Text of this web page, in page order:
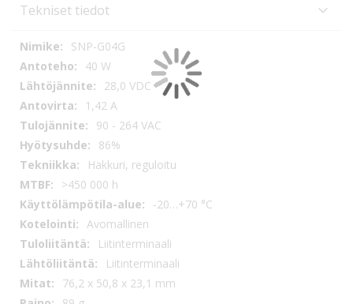
Tekniset tiedot
Tekniset
tiedot
SNP-G04G
40 W
28,0 VDC
1,42 A
90 - 264 VAC
86%
Hakkuri, reguloitu
>450 000 h
-20…+70 °C
Avomallinen
Liitinterminaali
Liitinterminaali
76,2 x 50,8 x 23,1 mm